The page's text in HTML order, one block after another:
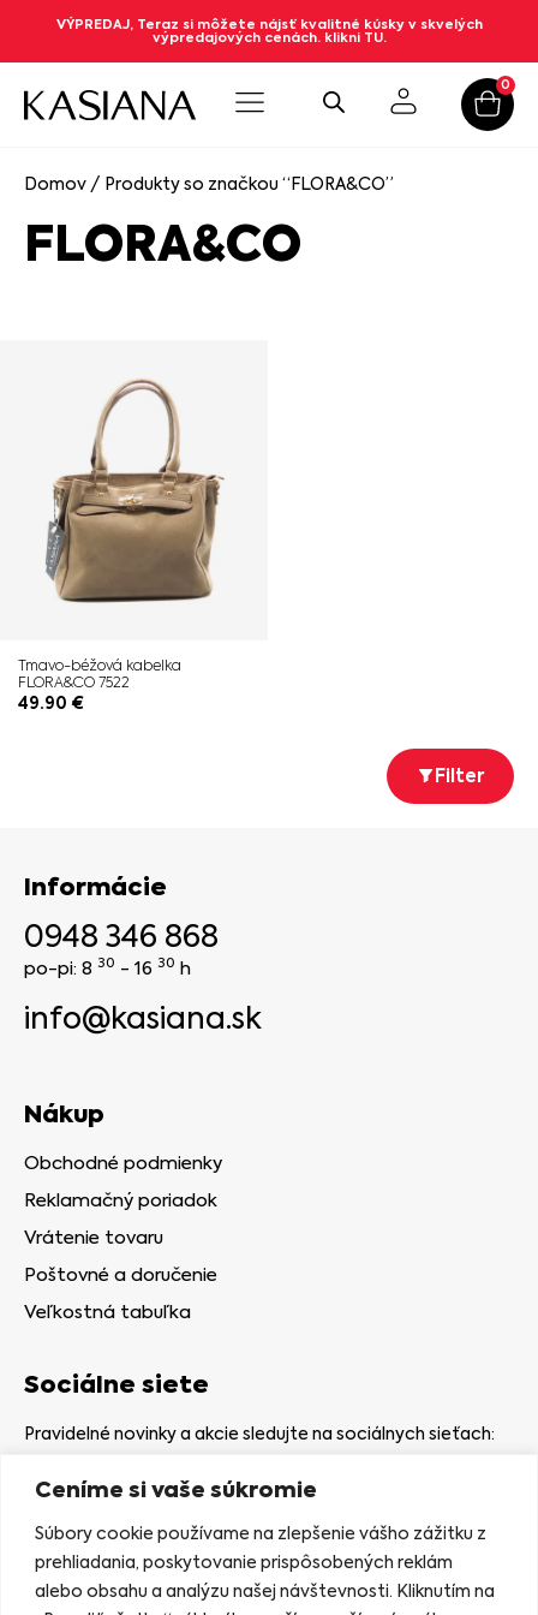
Ceníme si vaše súkromie
Súbory cookie používame na zlepšenie vášho zážitku z
prehliadania, poskytovanie prispôsobených reklám
alebo obsahu a analýzu našej návštevnosti. Kliknutím na
VÝPREDAJ, Teraz si môžete nájsť kvalitné kúsky v skvelých
výpredajových cenách. klikni TU.
0
Domov / Produkty so značkou “FLORA&CO”
FLORA&CO
Tmavo-béžová kabelka
FLORA&CO 7522
49.90 €
Filter
Informácie
0948 346 868
po-pi: 8 30 - 16 30 h
info@kasiana.sk
Nákup
Obchodné podmienky
Reklamačný poriadok
Vrátenie tovaru
Poštovné a doručenie
Veľkostná tabuľka
Sociálne siete
Pravidelné novinky a akcie sledujte na sociálnych sieťach:
Kamenná predajňa